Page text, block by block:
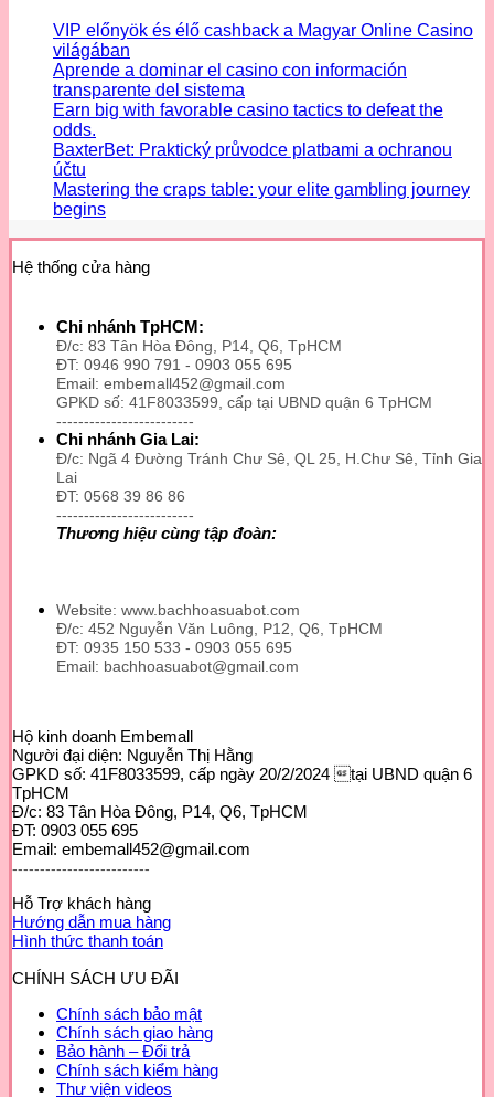
VIP előnyök és élő cashback a Magyar Online Casino
világában
Aprende a dominar el casino con información
transparente del sistema
Earn big with favorable casino tactics to defeat the
odds.
BaxterBet: Praktický průvodce platbami a ochranou
účtu
Mastering the craps table: your elite gambling journey
begins
Hệ thống cửa hàng
Chi nhánh TpHCM:
Đ/c: 83 Tân Hòa Đông, P14, Q6, TpHCM
ĐT: 0946 990 791 - 0903 055 695
Email: embemall452@gmail.com
GPKD số: 41F8033599, cấp tại UBND quận 6 TpHCM
-------------------------
Chi nhánh Gia Lai:
Đ/c: Ngã 4 Đường Tránh Chư Sê, QL 25, H.Chư Sê, Tỉnh Gia
Lai
ĐT: 0568 39 86 86
-------------------------
Thương hiệu cùng tập đoàn:
Website: www.bachhoasuabot.com
Đ/c: 452 Nguyễn Văn Luông, P12, Q6, TpHCM
ĐT: 0935 150 533 - 0903 055 695
Email: bachhoasuabot@gmail.com
Hộ kinh doanh Embemall
Người đại diện: Nguyễn Thị Hằng
GPKD số: 41F8033599, cấp ngày 20/2/2024 tại UBND quận 6
TpHCM
Đ/c: 83 Tân Hòa Đông, P14, Q6, TpHCM
ĐT: 0903 055 695
Email: embemall452@gmail.com
-------------------------
Hỗ Trợ khách hàng
Hướng dẫn mua hàng
Hình thức thanh toán
CHÍNH SÁCH ƯU ĐÃI
Chính sách bảo mật
Chính sách giao hàng
Bảo hành – Đổi trả
Chính sách kiểm hàng
Thư viện videos